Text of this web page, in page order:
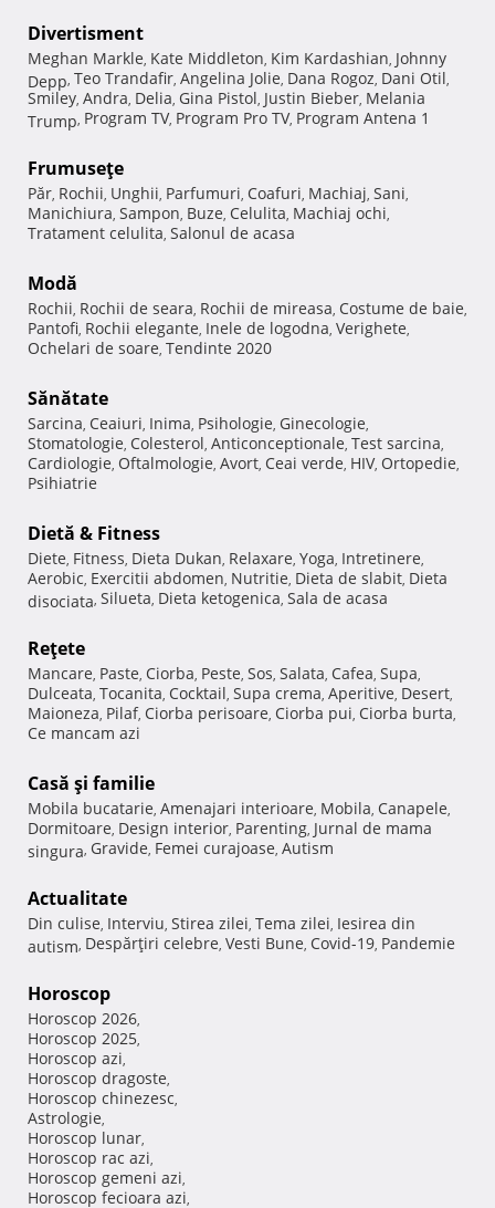
Divertisment
Meghan Markle, Kate Middleton, Kim Kardashian, Johnny
Depp, Teo Trandafir, Angelina Jolie, Dana Rogoz, Dani Otil,
Smiley, Andra, Delia, Gina Pistol, Justin Bieber, Melania
Trump, Program TV, Program Pro TV, Program Antena 1
Frumuseţe
Păr, Rochii, Unghii, Parfumuri, Coafuri, Machiaj, Sani,
Manichiura, Sampon, Buze, Celulita, Machiaj ochi,
Tratament celulita, Salonul de acasa
Modă
Rochii, Rochii de seara, Rochii de mireasa, Costume de baie,
Pantofi, Rochii elegante, Inele de logodna, Verighete,
Ochelari de soare, Tendinte 2020
Sănătate
Sarcina, Ceaiuri, Inima, Psihologie, Ginecologie,
Stomatologie, Colesterol, Anticonceptionale, Test sarcina,
Cardiologie, Oftalmologie, Avort, Ceai verde, HIV, Ortopedie,
Psihiatrie
Dietă & Fitness
Diete, Fitness, Dieta Dukan, Relaxare, Yoga, Intretinere,
Aerobic, Exercitii abdomen, Nutritie, Dieta de slabit, Dieta
disociata, Silueta, Dieta ketogenica, Sala de acasa
Reţete
Mancare, Paste, Ciorba, Peste, Sos, Salata, Cafea, Supa,
Dulceata, Tocanita, Cocktail, Supa crema, Aperitive, Desert,
Maioneza, Pilaf, Ciorba perisoare, Ciorba pui, Ciorba burta,
Ce mancam azi
Casă şi familie
Mobila bucatarie, Amenajari interioare, Mobila, Canapele,
Dormitoare, Design interior, Parenting, Jurnal de mama
singura, Gravide, Femei curajoase, Autism
Actualitate
Din culise, Interviu, Stirea zilei, Tema zilei, Iesirea din
autism, Despărţiri celebre, Vesti Bune, Covid-19, Pandemie
Horoscop
Horoscop 2026,
Horoscop 2025,
Horoscop azi,
Horoscop dragoste,
Horoscop chinezesc,
Astrologie,
Horoscop lunar,
Horoscop rac azi,
Horoscop gemeni azi,
Horoscop fecioara azi,